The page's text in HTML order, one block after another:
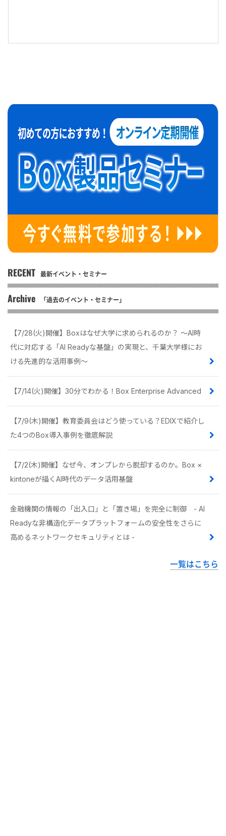
RECENT 最新イベント・セミナー
Archive 「過去のイベント・セミナー」
【7/28(火)開催】Boxはなぜ大学に求められるのか？ 〜AI時
代に対応する「AI Readyな基盤」の実現と、千葉大学様にお
ける先進的な活用事例〜
【7/14(火)開催】30分でわかる！Box Enterprise Advanced
【7/9(木)開催】教育委員会はどう使っている？EDIXで紹介し
た4つのBox導入事例を徹底解説
【7/2(木)開催】なぜ今、オンプレから脱却するのか。Box ×
kintoneが描くAI時代のデータ活用基盤
金融機関の情報の「出入口」と「置き場」を完全に制御 - AI
Readyな非構造化データプラットフォームの安全性をさらに
高めるネットワークセキュリティとは -
一覧はこちら